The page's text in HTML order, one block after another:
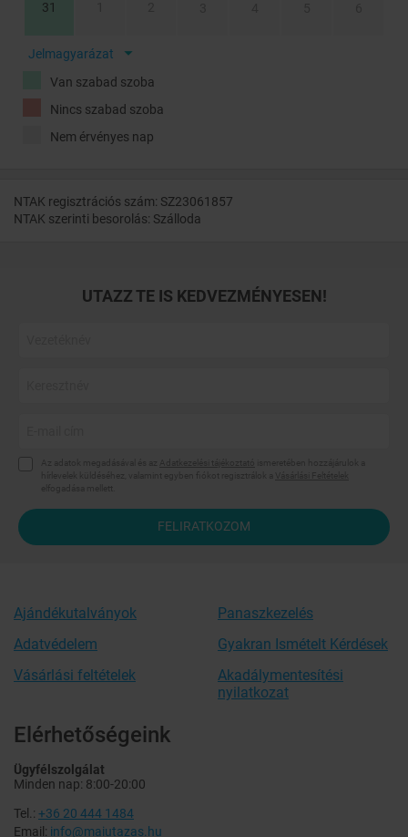
31
Jelmagyarázat
Van szabad szoba
Nincs szabad szoba
Nem érvényes nap
NTAK regisztrációs szám: SZ23061857
NTAK szerinti besorolás: Szálloda
UTAZZ TE IS KEDVEZMÉNYESEN!
FELIRATKOZOM
Ajándékutalványok
Adatvédelem
Vásárlási feltételek
Panaszkezelés
Gyakran Ismételt Kérdések
Akadálymentesítési
nyilatkozat
Elérhetőségeink
Ügyfélszolgálat
Minden nap: 8:00-20:00
Tel.: +36 20 444 1484
Email: info@maiutazas.hu